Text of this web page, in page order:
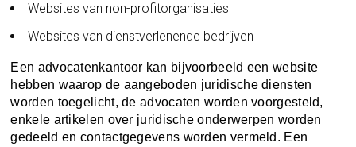
Websites van non-profitorganisaties
Websites van dienstverlenende bedrijven
Een advocatenkantoor kan bijvoorbeeld een website
hebben waarop de aangeboden juridische diensten
worden toegelicht, de advocaten worden voorgesteld,
enkele artikelen over juridische onderwerpen worden
gedeeld en contactgegevens worden vermeld. Een